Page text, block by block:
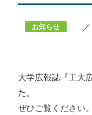
お知らせ ／
大学広報誌『工大
た。
ぜひご覧ください。